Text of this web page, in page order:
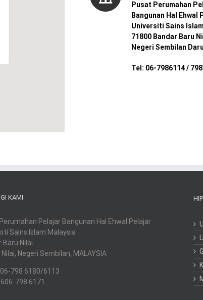
Pusat Perumahan
Bangunan Hal Ehwal
Universiti Sains
71800 Bandar Baru
Negeri Sembilan
Tel: 06-7986114 /
KAMI
Pelajar Bangunan Hal Ehwal Pelajar
Sains Islam Malaysia
Baru Nilai
Negeri Sembilan, MALAYSIA
798 6180/6113
798 6171